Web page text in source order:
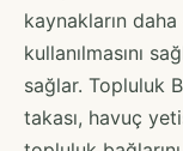
kaynakların
kullanılmasını
sağlar. Topluluk
takası, havuç